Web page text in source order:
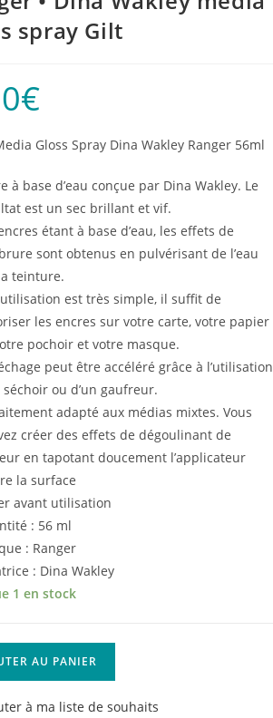
spray Gilt
€
Gloss Spray Dina Wakley Ranger 56ml
à base d’eau conçue par Dina Wakley. Le
est un sec brillant et vif.
étant à base d’eau, les effets de
sont obtenus en pulvérisant de l’eau
teinture.
est très simple, il suffit de
les encres sur votre carte, votre papier
pochoir et votre masque.
peut être accéléré grâce à l’utilisation
séchoir ou d’un gaufreur.
adapté aux médias mixtes. Vous
créer des effets de dégoulinant de
en tapotant doucement l’applicateur
la surface
avant utilisation
: 56 ml
: Ranger
: Dina Wakley
1 en stock
AU PANIER
à ma liste de souhaits